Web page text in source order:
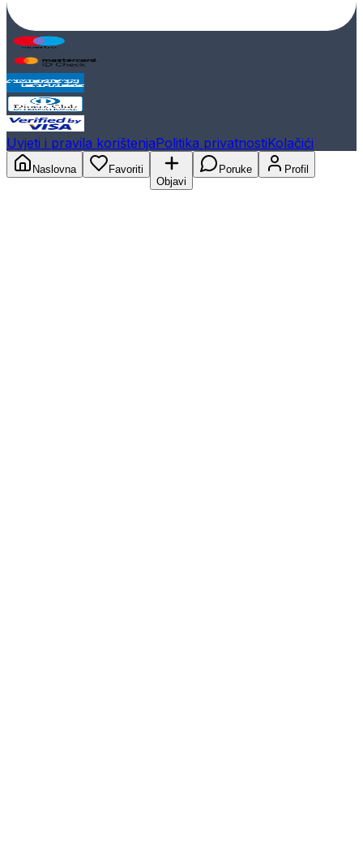
Uvjeti i pravila korištenjaPolitika privatnostiKolačići
Naslovna
Favoriti
Objavi
Poruke Profil